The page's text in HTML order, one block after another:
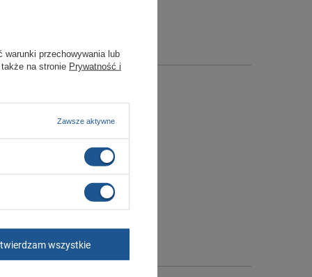
warunki przechowywania lub
na stronie Prywatność i
Zawsze aktywne
wszystkie